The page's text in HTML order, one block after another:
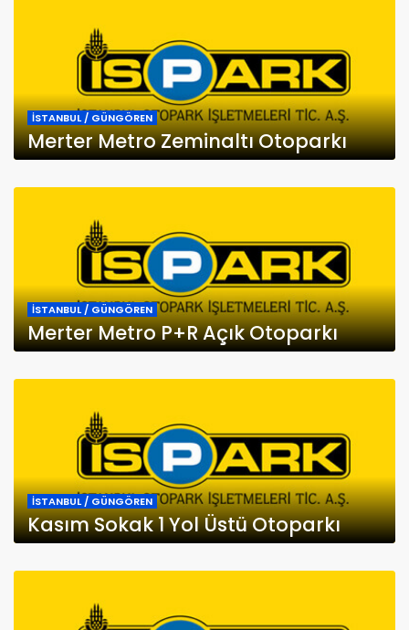
İSTANBUL / GÜNGÖREN
Merter Metro Zeminaltı Otoparkı
İSTANBUL / GÜNGÖREN
Merter Metro P+R Açık Otoparkı
İSTANBUL / GÜNGÖREN
Kasım Sokak 1 Yol Üstü Otoparkı